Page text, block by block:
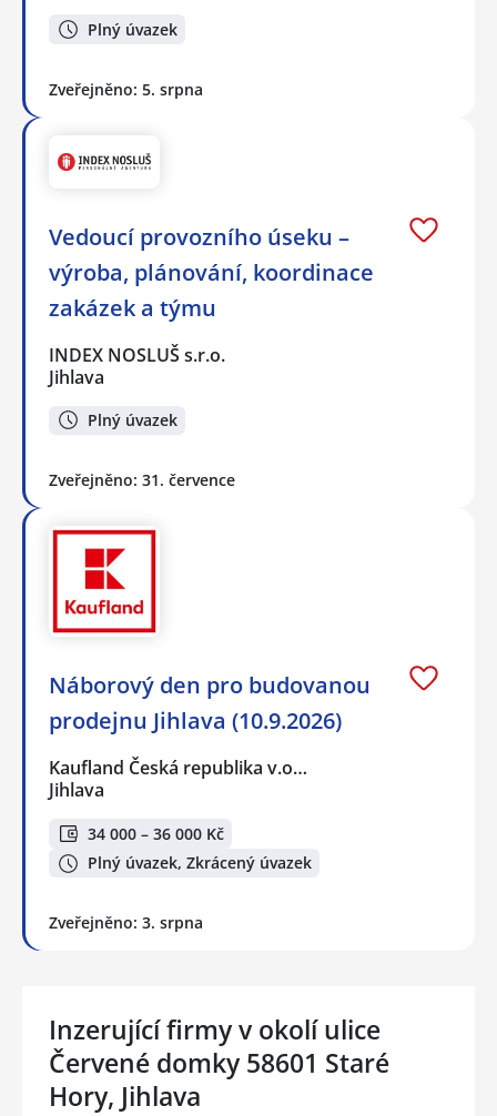
Plný úvazek
Zveřejněno: 5. srpna
Vedoucí provozního úseku –
výroba, plánování, koordinace
zakázek a týmu
INDEX NOSLUŠ s.r.o.
Jihlava
Plný úvazek
Zveřejněno: 31. července
Náborový den pro budovanou
prodejnu Jihlava (10.9.2026)
Kaufland Česká republika v.o…
Jihlava
34 000 – 36 000 Kč
Plný úvazek, Zkrácený úvazek
Zveřejněno: 3. srpna
Inzerující firmy v okolí ulice
Červené domky 58601 Staré
Hory, Jihlava